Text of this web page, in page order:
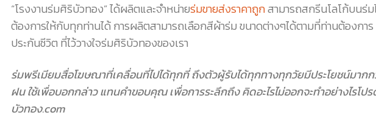
“โรงงานร่มศิริบัวทอง” ได้ผลิตและจำหน่ายร่มขายส่งราคาถูกสามารถสกรีนโลโก้บนร่
ต้องการให้กับทุกท่านได้ การผลิตสามารถเลือกสีผ้าร่ม ขนาดต่างๆได้ตามที่ท่านต้องกา
ประกันชีวิต ที่ไว้วางใจร่มศิริบัวทองของเรา
ร่มพรีเมียมสื่อโฆษณาที่เคลื่อนที่ไปได้ทุกที่ ถึงตัวผู้รับได้ทุกทางทุกวัยมีประโยชน์มาก
ฝน ใช้เพื่อบอกกล่าว แทนคำขอบคุณ เพื่อการระลึกถึง คิดอะไรไม่ออกจะทำอย่างไรโป
บัวทอง.com